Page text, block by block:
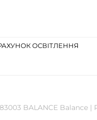
ОСВІТЛЕННЯ
BALANCE Balance |